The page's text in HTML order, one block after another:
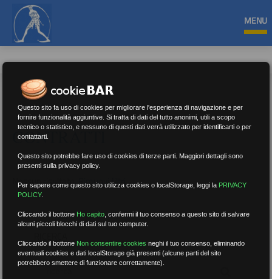
MENU
CONTRATTI
Nessun risultato.Rimuovi filtri
Questo sito fa uso di cookies per migliorare l'esperienza di navigazione e per
fornire funzionalità aggiuntive. Si tratta di dati del tutto anonimi, utili a scopo
tecnico o statistico, e nessuno di questi dati verrà utilizzato per identificarti o per
contattarti.
Questo sito potrebbe fare uso di cookies di terze parti. Maggiori dettagli sono
presenti sulla privacy policy.
Per sapere come questo sito utilizza cookies o localStorage, leggi la PRIVACY
POLICY.
Cliccando il bottone Ho capito ,confermi il tuo consenso a questo sito di salvare
alcuni piccoli blocchi di dati sul tuo computer.
Cliccando il bottone Non consentire cookies neghi il tuo consenso, eliminando
eventuali cookies e dati localStorage già presenti (alcune parti del sito
potrebbero smettere di funzionare correttamente).